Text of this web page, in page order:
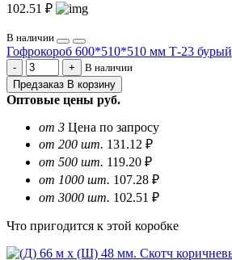
102.51 ₽
В наличии
Гофрокороб 600*510*510 мм Т-23 бурый
В наличии
Предзаказ В корзину
Оптовые цены руб.
от 3 Цена по запросу
от 200 шт. 131.12 ₽
от 500 шт. 119.20 ₽
от 1000 шт. 107.28 ₽
от 3000 шт. 102.51 ₽
Что пригодится к этой коробке